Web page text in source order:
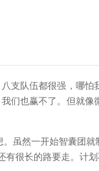
支队伍都很强，哪
们也赢不了。但就
虽然一开始智囊团
有很长的路要走。计